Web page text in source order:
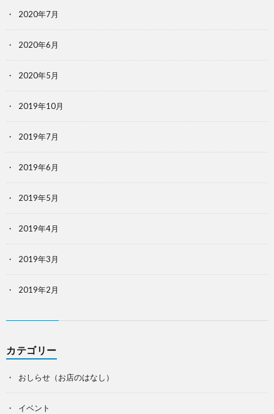
2020年7月
2020年6月
2020年5月
2019年10月
2019年7月
2019年6月
2019年5月
2019年4月
2019年3月
2019年2月
カテゴリー
おしらせ（お店のはなし）
イベント